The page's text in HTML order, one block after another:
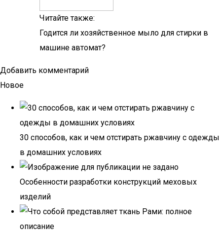
Читайте также:
Годится ли хозяйственное мыло для стирки в
машине автомат?
Добавить комментарий
Новое
30 способов, как и чем отстирать ржавчину с одежды
в домашних условиях
Особенности разработки конструкций меховых
изделий